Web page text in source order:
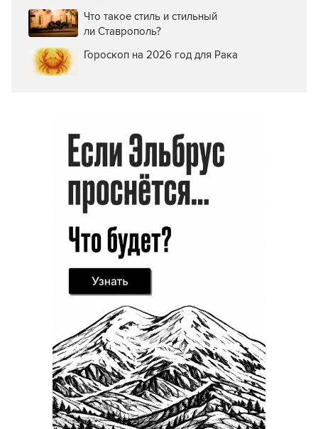
Что такое стиль и стильный
ли Ставрополь?
Гороскоп на 2026 год для Рака